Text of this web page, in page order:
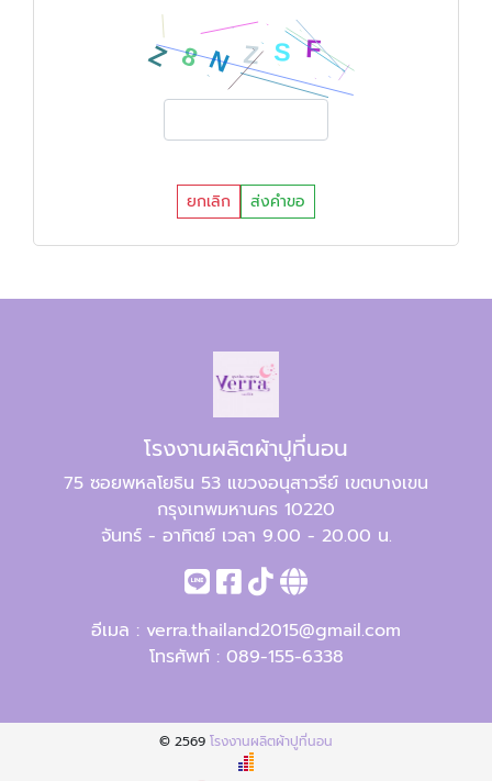
ยกเลิก ส่งคำขอ
โรงงานผลิตผ้าปูที่นอน
75 ซอยพหลโยธิน 53 แขวงอนุสาวรีย์ เขตบางเขน
กรุงเทพมหานคร 10220
จันทร์ - อาทิตย์ เวลา 9.00 - 20.00 น.
อีเมล : verra.thailand2015@gmail.com
โทรศัพท์ : 089-155-6338
© 2569 โรงงานผลิตผ้าปูที่นอน